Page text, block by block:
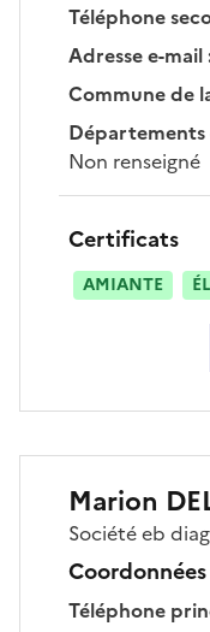
Téléphone
Adresse e-mail
Commune de
Non renseigné
Certificats
AMIANTE
Marion
Sociétéeb diag
Coordonnées
Téléphone